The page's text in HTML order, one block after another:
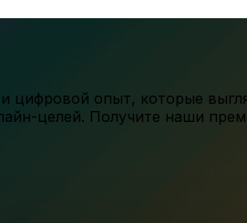
опыт, которые
целей. Получите наши